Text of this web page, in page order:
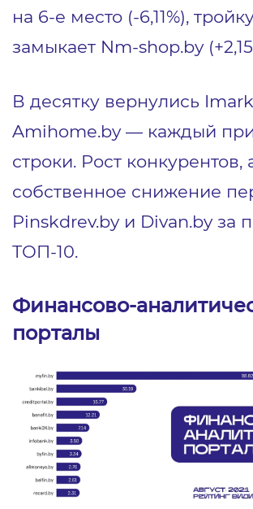
на 6-е место (-6,11%),
замыкает Nm-shop.by
В десятку вернулись
Amihome.by — каждый
строки. Рост конкурентов,
собственное снижение
Pinskdrev.by и Divan.by за
ТОП-10.
Финансово-
порталы